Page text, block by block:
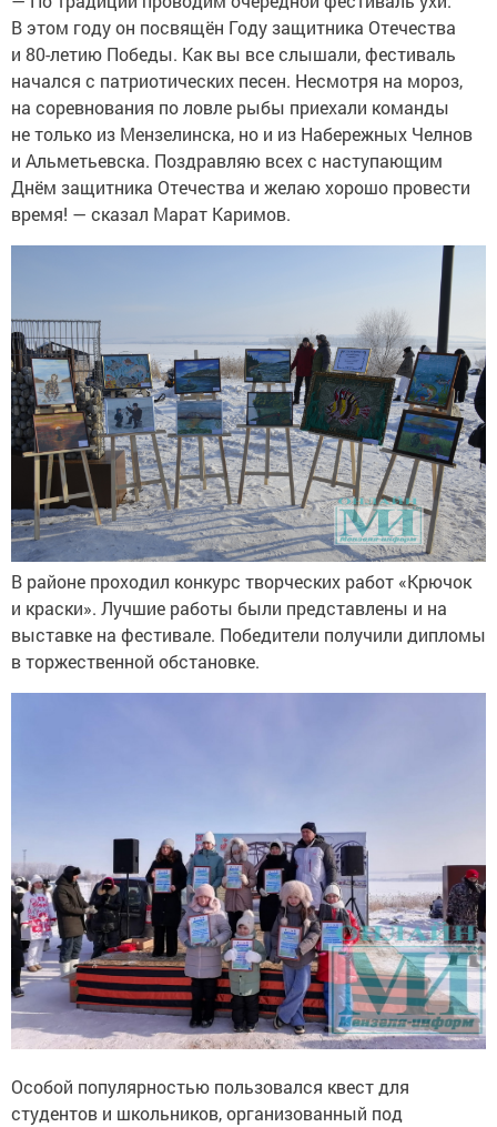
В этом году он посвящён Году защитника Отечества
и 80-летию Победы. Как вы все слышали, фестиваль
начался с патриотических песен. Несмотря на мороз,
на соревнования по ловле рыбы приехали команды
не только из Мензелинска, но и из Набережных Челнов
и Альметьевска. Поздравляю всех с наступающим
Днём защитника Отечества и желаю хорошо провести
время! — сказал Марат Каримов.
В районе проходил конкурс творческих работ «Крючок
и краски». Лучшие работы были представлены и на
выставке на фестивале. Победители получили дипломы
в торжественной обстановке.
Особой популярностью пользовался квест для
студентов и школьников, организованный под